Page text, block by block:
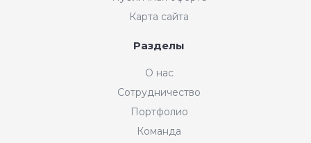
Карта сайта
Разделы
О нас
Сотрудничество
Портфолио
Команда